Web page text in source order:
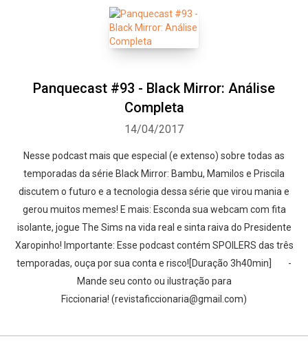
Panquecast #93 - Black Mirror: Análise
Completa
14/04/2017
Nesse podcast mais que especial (e extenso) sobre todas as
temporadas da série Black Mirror: Bambu, Mamilos e Priscila
discutem o futuro e a tecnologia dessa série que virou mania e
gerou muitos memes! E mais: Esconda sua webcam com fita
isolante, jogue The Sims na vida real e sinta raiva do Presidente
Xaropinho! Importante: Esse podcast contém SPOILERS das três
temporadas, ouça por sua conta e risco![Duração 3h40min] -
Mande seu conto ou ilustração para
Ficcionaria! (revistaficcionaria@gmail.com)